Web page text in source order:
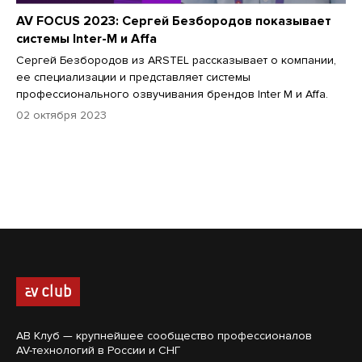
AV FOCUS 2023: Сергей Безбородов показывает
системы Inter-M и Affa
Сергей Безбородов из ARSTEL рассказывает о компании,
ее специализации и представляет системы
профессионального озвучивания брендов Inter M и Affa.
02 октября 2023
АВ Клуб — крупнейшее сообщество профессионалов
AV-технологий в России и СНГ